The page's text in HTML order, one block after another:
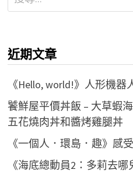
尋
字:
近期文章
《Hello, world!》人形機器
饕鮮屋平價丼飯 – 大草蝦
五花燒肉丼和醬烤雞腿丼
《一個人．環島．趣》感
《海底總動員2：多莉去